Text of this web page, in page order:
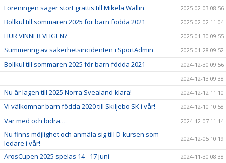
Föreningen säger stort grattis till Mikela Wallin 2025-02-03 08:56
Bollkul till sommaren 2025 för barn födda 2021 2025-02-02 11:04
HUR VINNER VI IGEN? 2025-01-30 09:55
Summering av säkerhetsincidenten i SportAdmin 2025-01-28 09:52
Bollkul till sommaren 2025 för barn födda 2021
2024-12-30 09:56
2024-12-13 09:38
Nu är lagen till 2025 Norra Svealand klara! 2024-12-12 11:10
Vi välkomnar barn födda 2020 till Skiljebo SK i vår! 2024-12-10 10:58
Var med och bidra… 2024-12-07 11:14
Nu finns möjlighet och anmäla sig till D-kursen som
ledare i vår!
2024-12-05 10:19
ArosCupen 2025 spelas 14 - 17 juni 2024-11-30 08:38